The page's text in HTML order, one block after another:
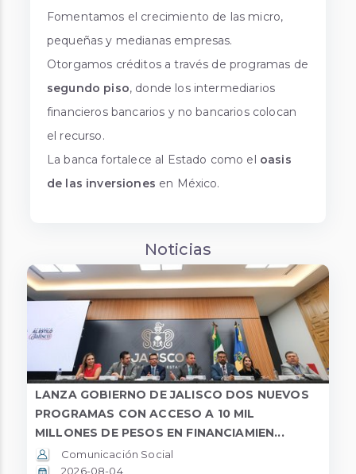
Fomentamos el crecimiento de las micro,
pequeñas y medianas empresas.
Otorgamos créditos a través de programas de
segundo piso, donde los intermediarios
financieros bancarios y no bancarios colocan
el recurso.
La banca fortalece al Estado como el oasis
de las inversiones en México.
Noticias
LANZA GOBIERNO DE JALISCO DOS NUEVOS
PROGRAMAS CON ACCESO A 10 MIL
MILLONES DE PESOS EN FINANCIAMIEN...
Comunicación Social
2026-08-04